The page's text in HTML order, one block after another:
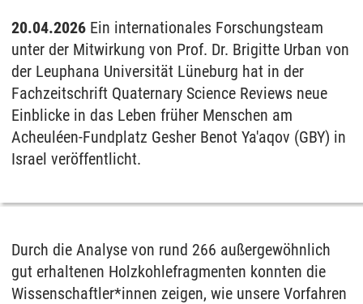
20.04.2026 Ein internationales Forschungsteam
unter der Mitwirkung von Prof. Dr. Brigitte Urban von
der Leuphana Universität Lüneburg hat in der
Fachzeitschrift Quaternary Science Reviews neue
Einblicke in das Leben früher Menschen am
Acheuléen-Fundplatz Gesher Benot Ya'aqov (GBY) in
Israel veröffentlicht.
Durch die Analyse von rund 266 außergewöhnlich
gut erhaltenen Holzkohlefragmenten konnten die
Wissenschaftler*innen zeigen, wie unsere Vorfahren